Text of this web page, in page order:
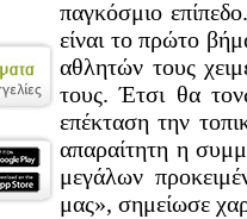
παγκόσμιο
είναι το πρώτο
αθλητών τους
τους. Έτσι θα
επέκταση την
απαραίτητη η
μεγάλων
μας», σημείωσε